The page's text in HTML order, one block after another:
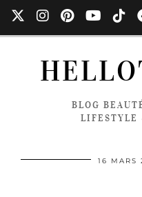
BLOG
LIFESTYLE
16 MARS